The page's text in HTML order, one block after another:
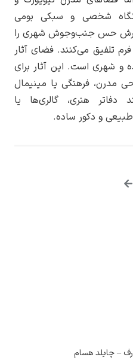
نگاه شخصی و سبکی بومی
حس جنب‌وجوش شهری را
تلفیق می‌کنند. فضای آثار
و شهری است. این آثار برای
مدرن، فرهنگی یا مینیمال
دفاتر هنری، گالری‌ها یا
و دکور ساده.
– چایلد هسام